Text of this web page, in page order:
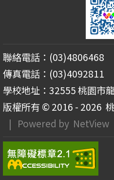
聯絡電話：(03)4806468
傳真電話：(03)4092811
學校地址：32555 桃園市
版權所有 © 2016 - 2026
| Powered by NetView